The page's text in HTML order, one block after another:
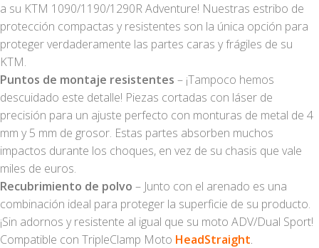
a su KTM 1090/1190/1290R Adventure! Nuestras estribo de
protección compactas y resistentes son la única opción para
proteger verdaderamente las partes caras y frágiles de su
KTM.
Puntos de montaje resistentes – ¡Tampoco hemos
descuidado este detalle! Piezas cortadas con láser de
precisión para un ajuste perfecto con monturas de metal de 4
mm y 5 mm de grosor. Estas partes absorben muchos
impactos durante los choques, en vez de su chasis que vale
miles de euros.
Recubrimiento de polvo – Junto con el arenado es una
combinación ideal para proteger la superficie de su producto.
¡Sin adornos y resistente al igual que su moto ADV/Dual Sport!
Compatible con TripleClamp Moto HeadStraight.